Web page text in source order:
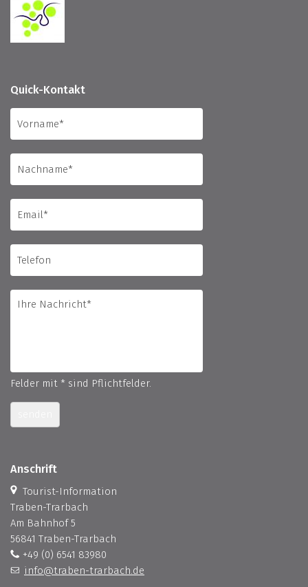
Quick-Kontakt
Felder mit * sind Pflichtfelder.
Anschrift
Tourist-Information
Traben-Trarbach
Am Bahnhof 5
56841 Traben-Trarbach
+49 (0) 6541 83980
info@traben-trarbach.de